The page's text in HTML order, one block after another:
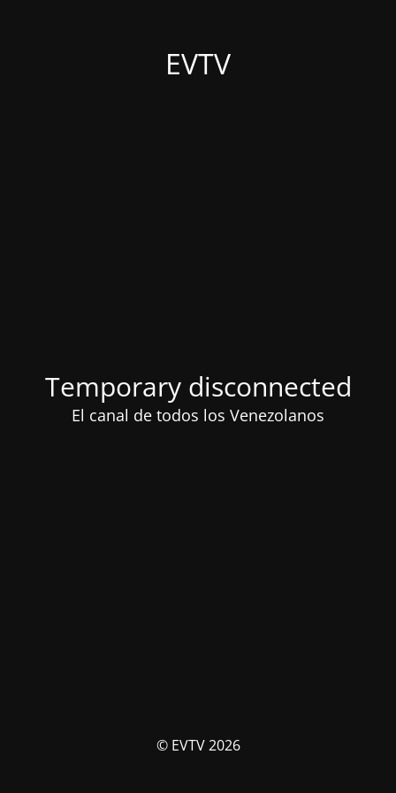
EVTV
Temporary disconnected
El canal de todos los Venezolanos
© EVTV 2026